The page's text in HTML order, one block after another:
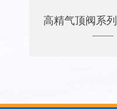
高精气顶阀系列